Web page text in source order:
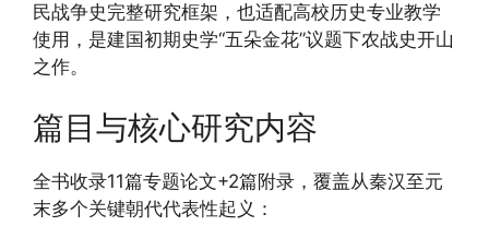
民战争史完整研究框架，也适配高校历史专业教学
使用，是建国初期史学“五朵金花”议题下农战史开山
之作。
篇目与核心研究内容
全书收录11篇专题论文+2篇附录，覆盖从秦汉至元
末多个关键朝代代表性起义：